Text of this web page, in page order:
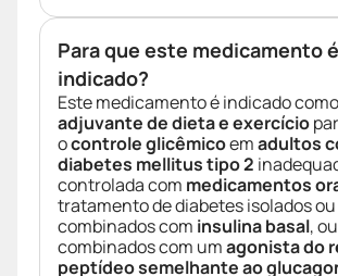
Para que este medicamento é
indicado?
Este medicamento é indicado
adjuvante de dieta e exercício
ocontrole glicêmicoemadultos
diabetes mellitus tipo 2
controlada com medicamentos
tratamento de diabetes isolados ou
combinados com insulina basal, ou
combinados com umagonista do
peptídeo semelhante ao